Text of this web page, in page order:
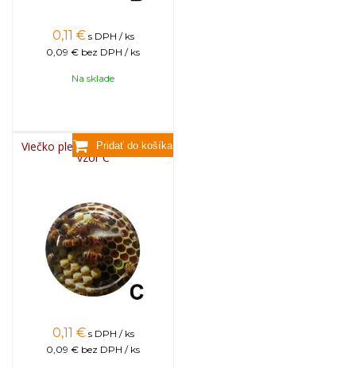
0,11 € s DPH / ks
0,09 € bez DPH / ks
Na sklade
Viečko plechové TWIST 82 -
vzor C
0,11 € s DPH / ks
0,09 € bez DPH / ks